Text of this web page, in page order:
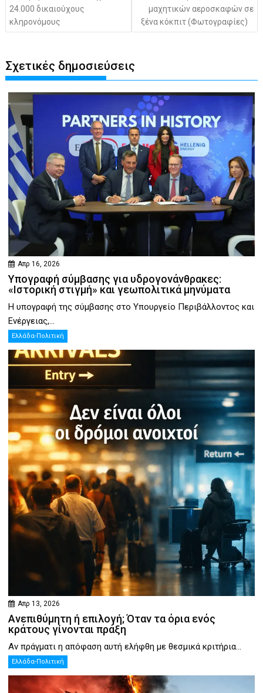
24.000 δικαιούχους
κληρονόμους
μαχητικών αεροσκαφών σε
ξένα κόκπιτ (Φωτογραφίες)
Σχετικές δημοσιεύσεις
Απρ 16, 2026
Υπογραφή σύμβασης για υδρογονάνθρακες:
«Ιστορική στιγμή» και γεωπολιτικά μηνύματα
Η υπογραφή της σύμβασης στο Υπουργείο Περιβάλλοντος και
Ενέργειας,...
Ελλάδα-Πολιτική
Απρ 13, 2026
Ανεπιθύμητη ή επιλογή; Όταν τα όρια ενός
κράτους γίνονται πράξη
Αν πράγματι η απόφαση αυτή ελήφθη με θεσμικά κριτήρια...
Ελλάδα-Πολιτική